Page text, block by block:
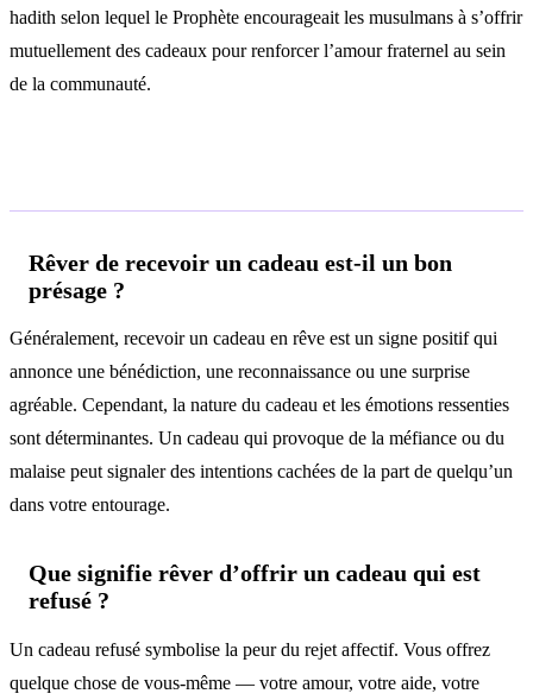
hadith selon lequel le Prophète encourageait les musulmans à s’offrir
mutuellement des cadeaux pour renforcer l’amour fraternel au sein
de la communauté.
Rêver de recevoir un cadeau est-il un bon
présage ?
Généralement, recevoir un cadeau en rêve est un signe positif qui
annonce une bénédiction, une reconnaissance ou une surprise
agréable. Cependant, la nature du cadeau et les émotions ressenties
sont déterminantes. Un cadeau qui provoque de la méfiance ou du
malaise peut signaler des intentions cachées de la part de quelqu’un
dans votre entourage.
Que signifie rêver d’offrir un cadeau qui est
refusé ?
Un cadeau refusé symbolise la peur du rejet affectif. Vous offrez
quelque chose de vous-même — votre amour, votre aide, votre